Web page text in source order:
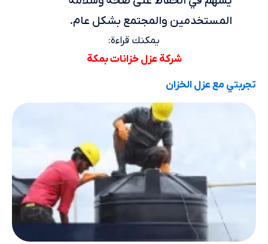
المستخدمين والمجتمع بشكل عام.
يمكنك قراءة:
شركة عزل خزانات بمكة
تجربتي مع عزل الخزان